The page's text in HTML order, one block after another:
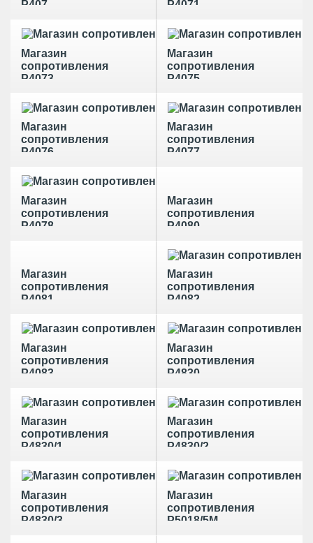
Р407
Р4071
Магазин
сопротивления
Р4073
Магазин
сопротивления
Р4075
Магазин
сопротивления
Р4076
Магазин
сопротивления
Р4077
Магазин
сопротивления
Р4078
Магазин
сопротивления
Р4080
Магазин
сопротивления
Р4081
Магазин
сопротивления
Р4082
Магазин
сопротивления
Р4083
Магазин
сопротивления
Р4830
Магазин
сопротивления
Р4830/1
Магазин
сопротивления
Р4830/2
Магазин
сопротивления
Р4830/3
Магазин
сопротивления
Р5018/5М